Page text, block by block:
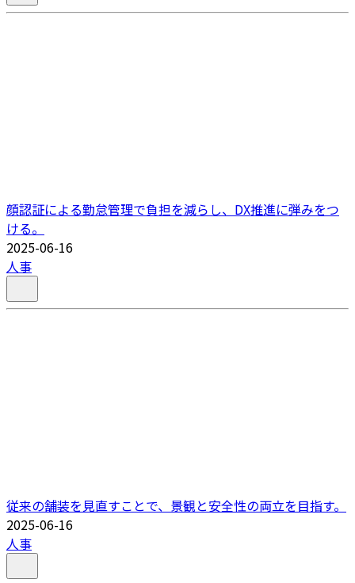
顔認証による勤怠管理で負担を減らし、DX推進に弾みをつ
ける。
2025-06-16
人事
従来の舗装を見直すことで、景観と安全性の両立を目指す。
2025-06-16
人事